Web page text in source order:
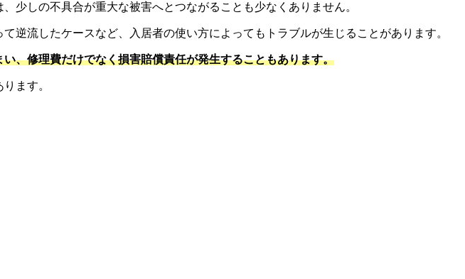
少しの不具合が重大な被害へとつながることも少なくありません。
逆流したケースなど、入居者の使い方によってもトラブルが生じることがあります。
、修理費だけでなく損害賠償責任が発生することもあります。
ます。